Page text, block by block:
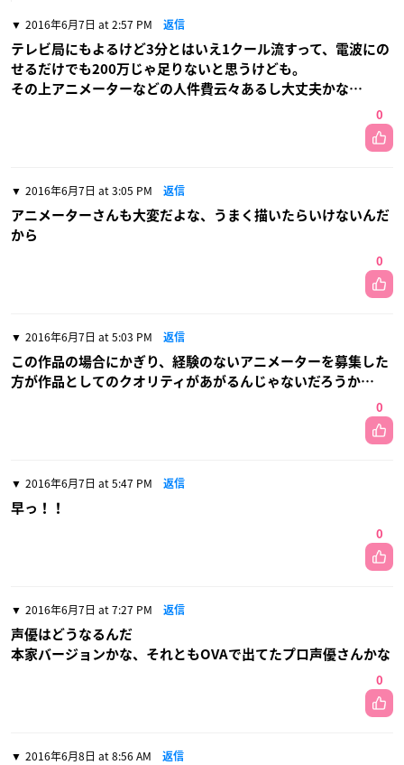
2016年6月7日 at 2:57 PM 返信
テレビ局にもよるけど3分とはいえ1クール流すって、電波にの
せるだけでも200万じゃ足りないと思うけども。
その上アニメーターなどの人件費云々あるし大丈夫かな…
0
2016年6月7日 at 3:05 PM 返信
アニメーターさんも大変だよな、うまく描いたらいけないんだ
から
0
2016年6月7日 at 5:03 PM 返信
この作品の場合にかぎり、経験のないアニメーターを募集した
方が作品としてのクオリティがあがるんじゃないだろうか…
0
2016年6月7日 at 5:47 PM 返信
早っ！！
0
2016年6月7日 at 7:27 PM 返信
声優はどうなるんだ
本家バージョンかな、それともOVAで出てたプロ声優さんかな
0
2016年6月8日 at 8:56 AM 返信